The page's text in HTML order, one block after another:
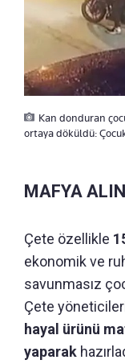
Kan donduran
ortaya döküldü:
MAFYA
Çete özellikle
ekonomik ve
savunmasız
Çete
hayal ürünü
yaparak